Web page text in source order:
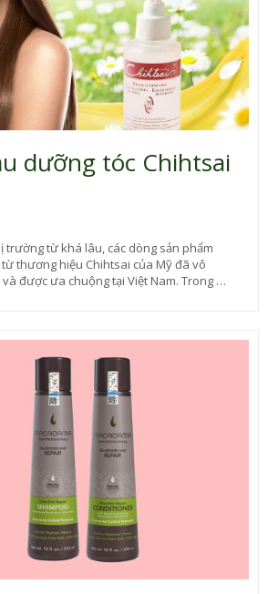
dưỡng tóc Chihtsai
trường từ khá lâu, các dòng sản phẩm
từ thương hiệu Chihtsai của Mỹ đã vô
được ưa chuộng tại Việt Nam. Trong đó